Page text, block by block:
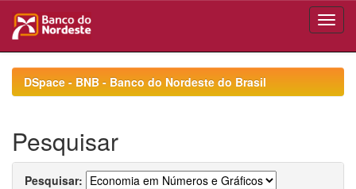
navigationDSpace - BNB - Banco do Nordeste do Brasil
Pesquisar
Pesquisar: